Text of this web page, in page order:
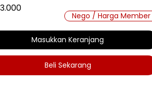
Harga
Masukkan Keranjang
Beli Sekarang
Nego / Harga Member